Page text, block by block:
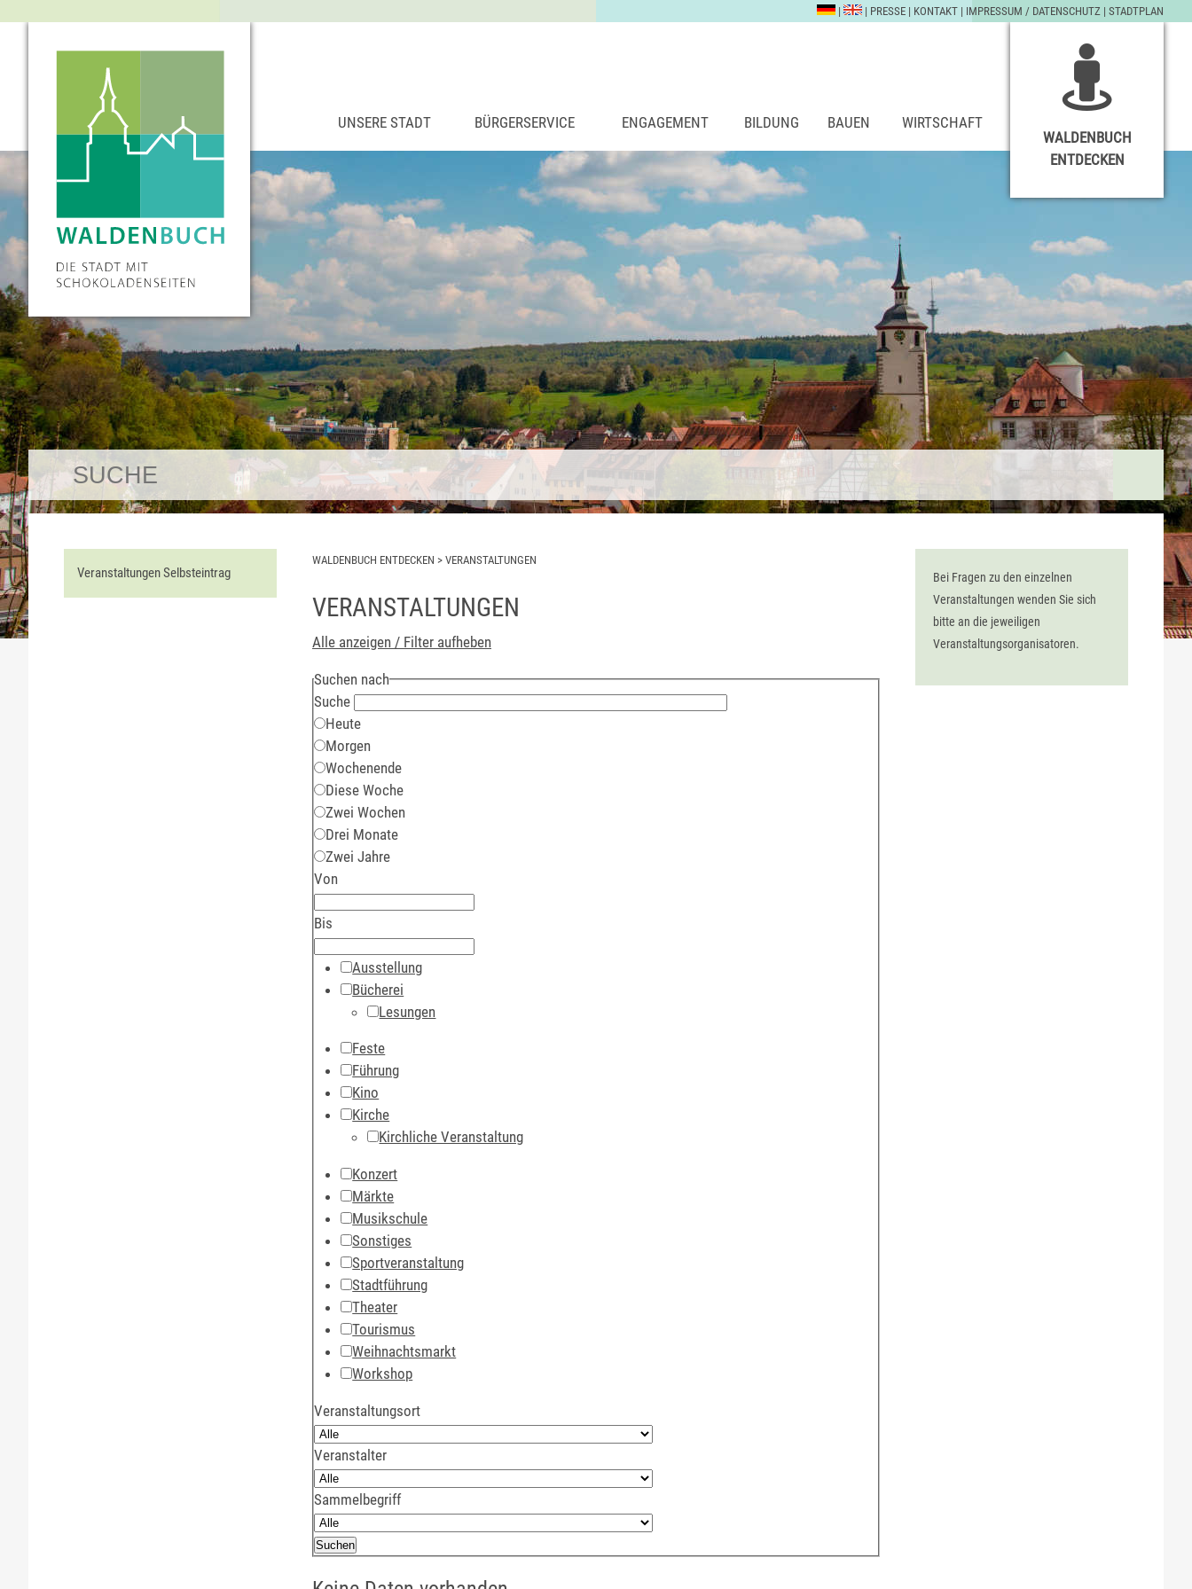
| | PRESSE | KONTAKT | IMPRESSUM / DATENSCHUTZ | STADTPLAN
UNSERE STADT BÜRGERSERVICE ENGAGEMENT BILDUNG BAUEN
WIRTSCHAFT
WALDENBUCH
ENTDECKEN
Veranstaltungen Selbsteintrag
WALDENBUCH ENTDECKEN > VERANSTALTUNGEN
VERANSTALTUNGEN
Alle anzeigen / Filter aufheben
Suchen nach
Suche
Heute
Morgen
Wochenende
Diese Woche
Zwei Wochen
Drei Monate
Zwei Jahre
Von
Bis
Ausstellung
Bücherei
Lesungen
Feste
Führung
Kino
Kirche
Kirchliche Veranstaltung
Konzert
Märkte
Musikschule
Sonstiges
Sportveranstaltung
Stadtführung
Theater
Tourismus
Weihnachtsmarkt
Workshop
Veranstaltungsort
Veranstalter
Sammelbegriff
Bei Fragen zu den einzelnen
Veranstaltungen wenden Sie sich
bitte an die jeweiligen
Veranstaltungsorganisatoren.